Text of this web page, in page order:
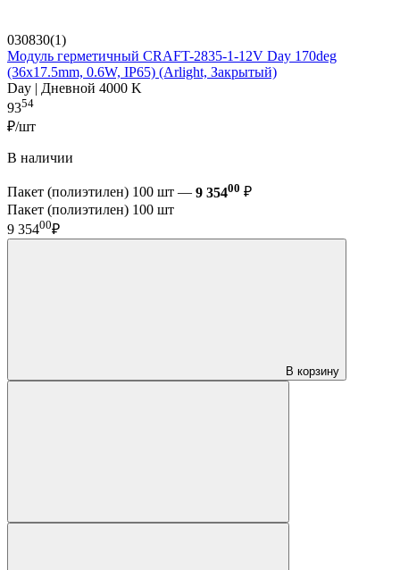
030830(1)
Модуль герметичный CRAFT-2835-1-12V Day 170deg
(36x17.5mm, 0.6W, IP65) (Arlight, Закрытый)
Day | Дневной 4000 K
9354
₽/шт
В наличии
Пакет (полиэтилен) 100 шт — 9 35400 ₽
Пакет (полиэтилен) 100 шт
9 35400₽
В корзину